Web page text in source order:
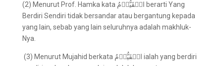
(2) Menurut Prof. Hamka kata الۡقَيُّوۡمُ berarti Yang
Berdiri Sendiri tidak bersandar atau bergantung kepada
yang lain, sebab yang lain seluruhnya adalah makhluk-
Nya.
(3) Menurut Mujahid berkata الۡقَيُّوۡمُ ialah yang berdiri